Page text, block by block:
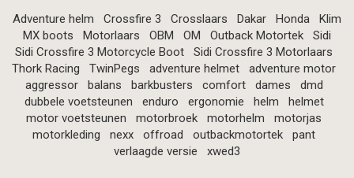
Adventure helm Crossfire 3 Crosslaars Dakar Honda
Klim
MX boots
Motorlaars OBM OM Outback Motortek
Sidi
Sidi Crossfire 3 Motorcycle Boot
Sidi Crossfire 3 Motorlaars
Thork Racing
TwinPegs adventure helmet
adventure motor
aggressor
balans barkbusters comfort dames
dmd
dubbele voetsteunen
enduro ergonomie helm
helmet
motor voetsteunen
motorbroek motorhelm
motorjas
motorkleding
nexx offroad outbackmotortek
pant
verlaagde versie
xwed3